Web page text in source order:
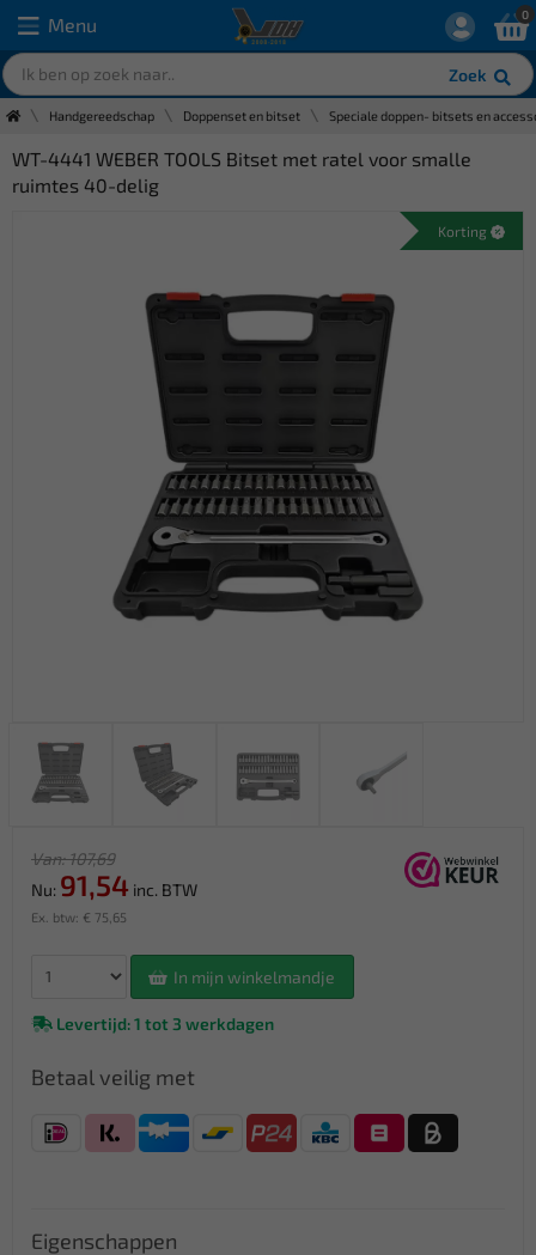
Menu
Zoek
0
Handgereedschap Doppenset en bitset Speciale doppen- bitsets en
WT-4441 WEBER TOOLS Bitset met ratel voor smalle
ruimtes 40-delig
Korting
Van: 107,69
Nu: 91,54 inc. BTW
Ex. btw: € 75,65
In mijn winkelmandje
Levertijd: 1 tot 3 werkdagen
Betaal veilig met
Eigenschappen